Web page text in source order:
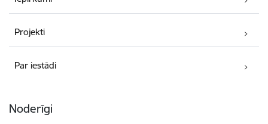
Projekti
Par iestādi
Noderīgi